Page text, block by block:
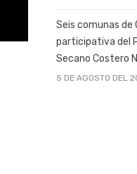
Seis comunas de
participativa del
Secano Costero
5 DE AGOSTO DEL